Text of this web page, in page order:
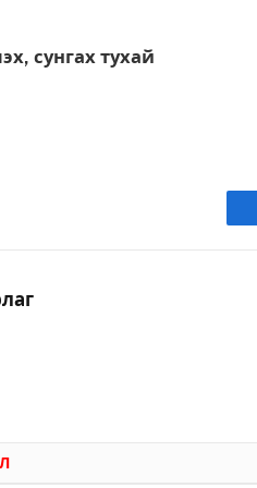
сунгах тухай